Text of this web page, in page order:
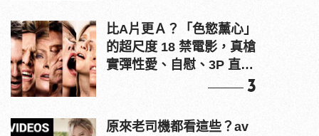
比A片更Ａ？「色慾薰心」
的超尺度 18 禁電影，真槍
實彈性愛、自慰、3P 直接
3
原來老司機都看這些？av